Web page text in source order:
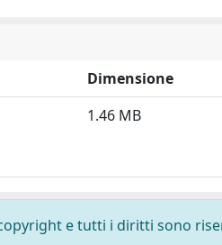
Dimensione
1.46 MB
e tutti i diritti sono